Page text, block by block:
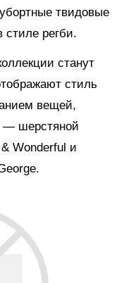
твидовые
регби.
станут
стиль
вещей,
— шерстяной
Wonderful и